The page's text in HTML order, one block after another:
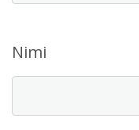
Nimi